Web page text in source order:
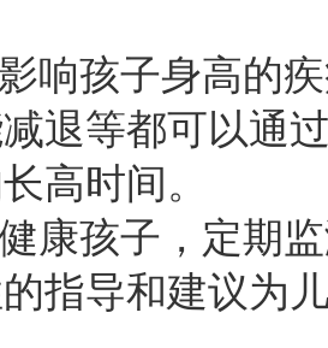
孩子身高的疾
退等都可以通
高时间。
孩子，定期监
指导和建议为